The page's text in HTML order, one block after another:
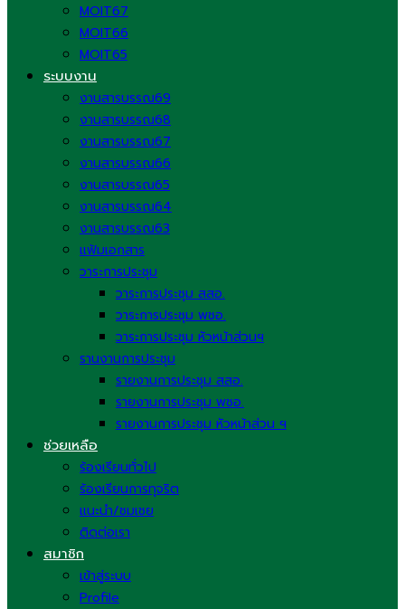
MOIT67
MOIT66
MOIT65
ระบบงาน
งานสารบรรณ69
งานสารบรรณ68
งานสารบรรณ67
งานสารบรรณ66
งานสารบรรณ65
งานสารบรรณ64
งานสารบรรณ63
แฟ้มเอกสาร
วาระการประชุม
วาระการประชุม สสอ.
วาระการประชุม พชอ.
วาระการประชุม หัวหน้าส่วนฯ
รานงานการประชุม
รายงานการประชุม สสอ.
รายงานการประชุม พชอ.
รายงานการประชุม หัวหน้าส่วน ฯ
ช่วยเหลือ
ร้องเรียนทั่วไป
ร้องเรียนการทุจริต
แนะนำ/ชมเชย
ติดต่อเรา
สมาชิก
เข้าสู่ระบบ
Profile